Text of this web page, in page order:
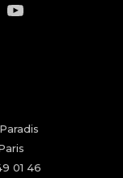
01 46